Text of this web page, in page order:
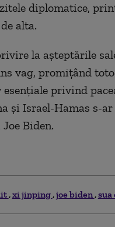
diplomatice,
alta.
la aşteptările
vag, promiţând
esenţiale privind
şi Israel-Hamas s-
Biden.
xi jinping joe biden sua